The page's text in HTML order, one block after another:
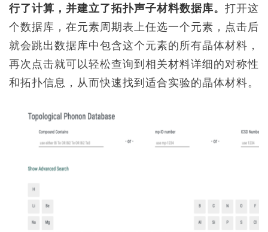
行了计算，并建立了拓扑声子材料数据库。 打开这
个数据库，在元素周期表上任选一个元素，点击后
就会跳出数据库中包含这个元素的所有晶体材料，
再次点击就可以轻松查询到相关材料详细的对称性
和拓扑信息，从而快速找到适合实验的晶体材料。